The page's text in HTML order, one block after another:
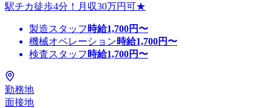
駅チカ徒歩4分！月収30万円可★
製造スタッフ 時給1,700円〜
機械オペレーション時給1,700円〜
検査スタッフ 時給1,700円〜
勤務地
面接地